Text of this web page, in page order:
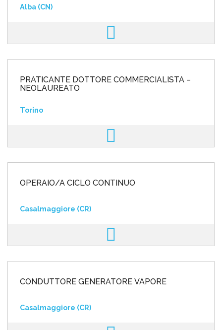
Alba (CN)
PRATICANTE DOTTORE COMMERCIALISTA –
NEOLAUREATO
Torino
OPERAIO/A CICLO CONTINUO
Casalmaggiore (CR)
CONDUTTORE GENERATORE VAPORE
Casalmaggiore (CR)